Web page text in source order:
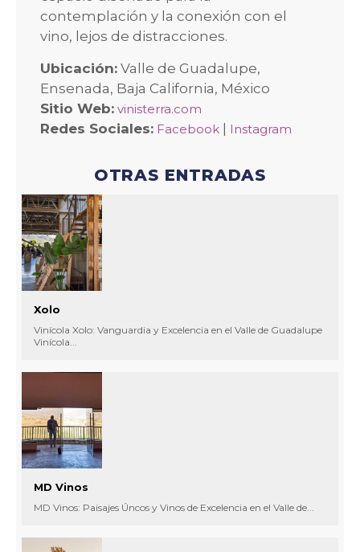
contemplación y la conexión con el
vino, lejos de distracciones.
Ubicación: Valle de Guadalupe,
Ensenada, Baja California, México
Sitio Web: vinisterra.com
Redes Sociales: Facebook | Instagram
OTRAS ENTRADAS
Xolo
Vinícola Xolo: Vanguardia y Excelencia en el Valle de Guadalupe
Vinícola...
MD Vinos
MD Vinos: Paisajes Úncos y Vinos de Excelencia en el Valle de...